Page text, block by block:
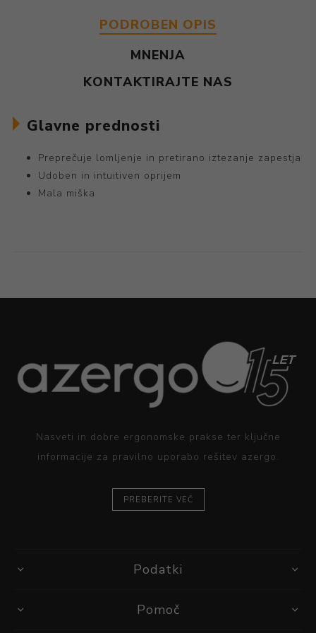
PODROBEN OPIS
MNENJA
KONTAKTIRAJTE NAS
Glavne prednosti
Preprečuje lomljenje in pretirano iztezanje zapestja
Udoben in intuitiven oprijem
Mala miška
Nasveti in dobre ergonomske prakse ter ključne
informacije za pravilno uporabo rešitev azergo.
PREBERITE VEČ
Podatki
Pomoč